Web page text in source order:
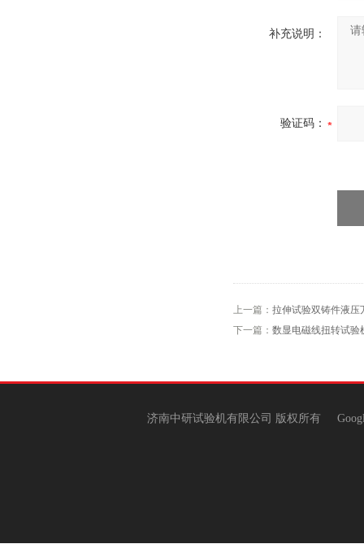
补充说明：
验证码：
上一篇： 拉伸试验双铸件液压
下一篇： 数显电磁线扭转试验
济南中研试验机有限公司 版权所有